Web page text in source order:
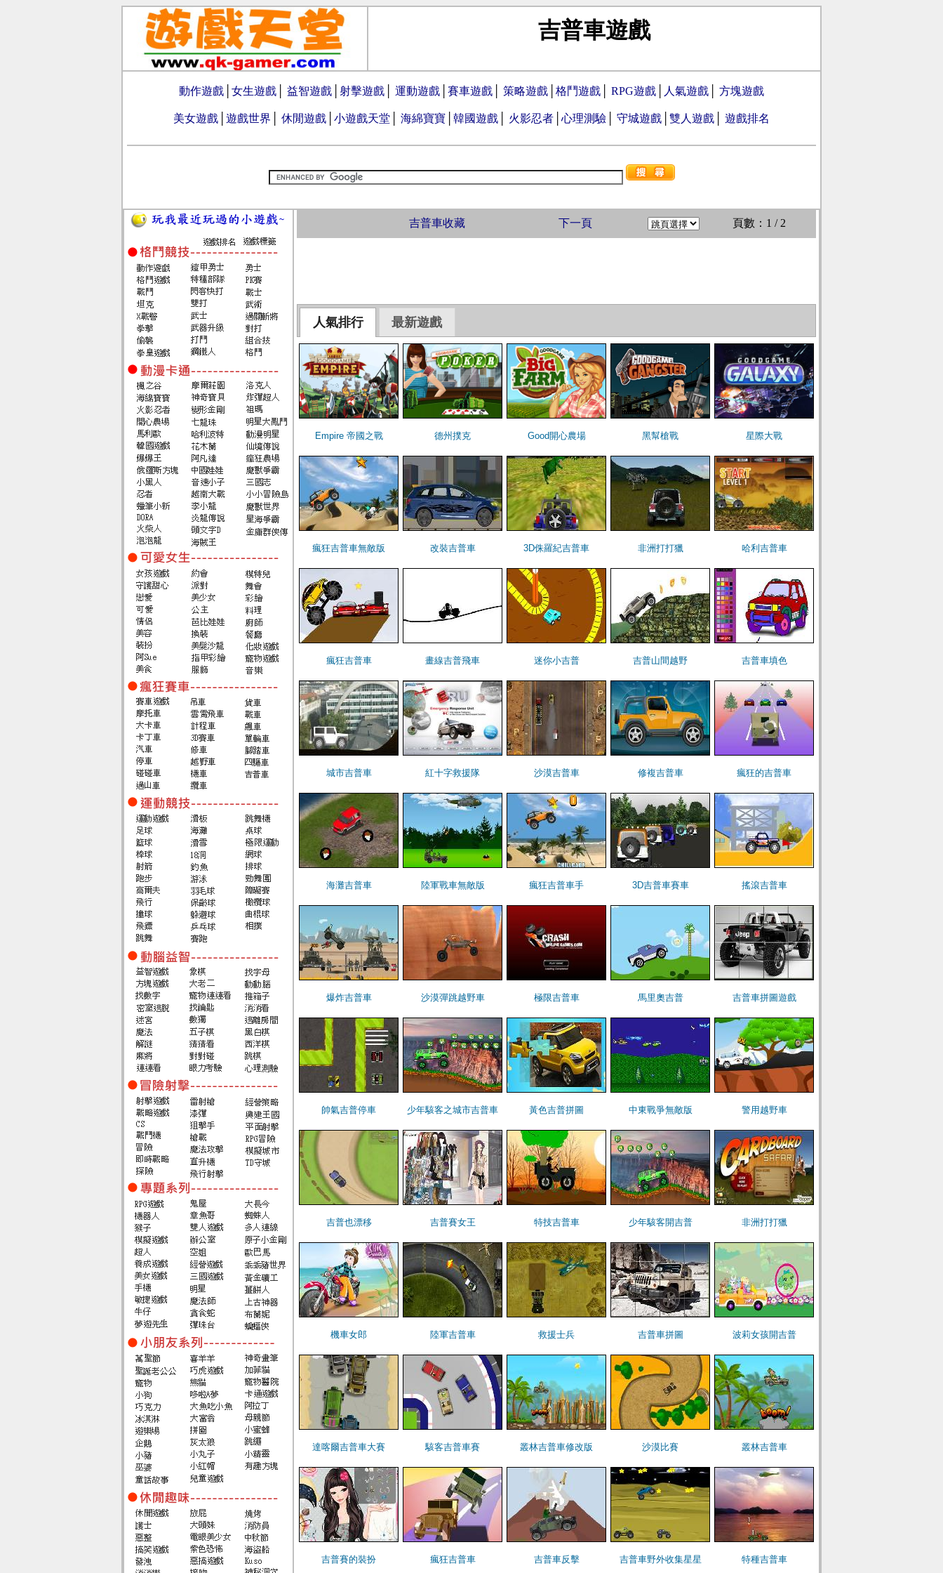
吉普車遊戲
動作遊戲 女生遊戲 益智遊戲 射擊遊戲 運動遊戲 賽車遊戲 策略遊戲 格鬥遊戲 RPG遊戲 人氣遊戲 方塊遊戲
美女遊戲 遊戲世界 休閒遊戲 小遊戲天堂 海綿寶寶 韓國遊戲 火影忍者 心理測驗 守城遊戲 雙人遊戲 遊戲排名
吉普車收藏 下一頁 頁數：1 / 2
人氣排行 最新遊戲
Empire 帝國之戰 德州撲克 Good開心農場 黑幫槍戰 星際大戰
瘋狂吉普車無敵版 改裝吉普車 3D侏羅紀吉普車 非洲打打獵 哈利吉普車
瘋狂吉普車 畫線吉普飛車 迷你小吉普 吉普山間越野 吉普車填色
城市吉普車 紅十字救援隊 沙漠吉普車 修複吉普車 瘋狂的吉普車
海灘吉普車 陸軍戰車無敵版 瘋狂吉普車手 3D吉普車賽車 搖滾吉普車
爆炸吉普車 沙漠彈跳越野車 極限吉普車 馬里奧吉普 吉普車拼圖遊戲
帥氣吉普停車 少年駭客之城市吉普車 黃色吉普拼圖 中東戰爭無敵版 警用越野車
吉普也漂移 吉普賽女王 特技吉普車 少年駭客開吉普 非洲打打獵
機車女郎 陸軍吉普車 救援士兵 吉普車拼圖 波莉女孩開吉普
達喀爾吉普車大賽 駭客吉普車賽 叢林吉普車修改版 沙漠比賽 叢林吉普車
吉普賽的裝扮 瘋狂吉普車 吉普車反擊 吉普車野外收集星星 特種吉普車